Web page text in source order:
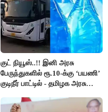
குட் நியூஸ்..!! இனி அரசு
பேருந்துகளில் ரூ.10-க்கு ‘பயணி’
குடிநீர் பாட்டில் - தமிழக அரசு